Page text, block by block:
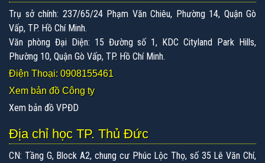
Trụ sở chính: 237/65/24 Phạm Văn Chiêu, Phường 14, Quận Gò
Vấp, TP. Hồ Chí Minh.
Văn phòng Đại Diện: 15 Đường số 1, KDC Cityland Park Hills,
Phường 10, Quận Gò Vấp, TP. Hồ Chí Minh.
Điện Thoại: 0908155461
Xem bản đồ Công ty
Xem bản đồ VPĐD
Địa chỉ học TP. Thủ Đức
CN: Tầng G, Block A2, chung cư Phúc Lộc Thọ, số 35 Lê Văn Chí,